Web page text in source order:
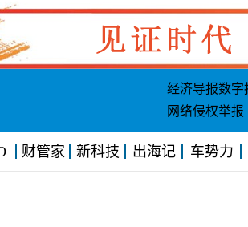
经济导报数字
网络侵权举报
财管家 新科技 出海记 车势力